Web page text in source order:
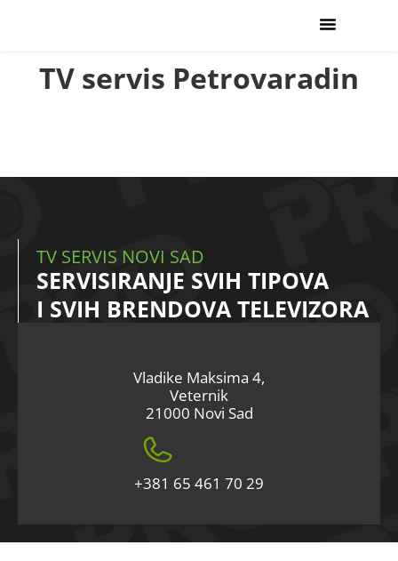
TV servis Petrovaradin
TV SERVIS NOVI SAD
SERVISIRANJE SVIH TIPOVA
I SVIH BRENDOVA TELEVIZORA
Vladike Maksima 4,
Veternik
21000 Novi Sad
+381 65 461 70 29